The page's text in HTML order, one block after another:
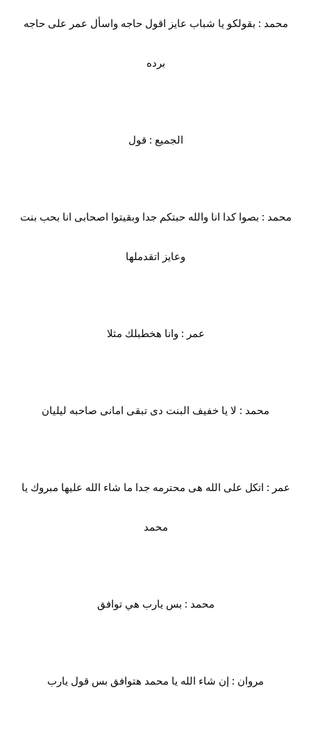
محمد : بقولكو يا شباب عايز اقول حاجه واسأل عمر على حاجه
برده
الجميع : قول
محمد : بصوا كدا انا والله حبتكم جدا وبقيتوا اصحابى انا بحب بنت
وعايز اتقدملها
عمر : وانا هخطبلك مثلا
محمد : لا يا خفيف البنت دى تبقى امانى صاحبه ليليان
عمر : اتكل على الله هى محترمه جدا ما شاء الله عليها مبروك يا
محمد
محمد : بس يارب هي توافق
مروان : إن شاء الله يا محمد هتوافق بس قول يارب